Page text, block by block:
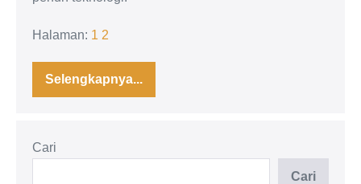
Halaman: 1 2
Selengkapnya...
Pemanfaatan
Teknologi
atau
Cari
Cari